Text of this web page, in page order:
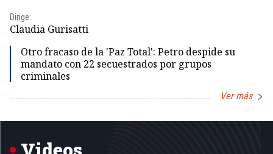
Dirige:
Claudia Gurisatti
Otro fracaso de la 'Paz Total': Petro despide su
mandato con 22 secuestrados por grupos
criminales
Ver más
1